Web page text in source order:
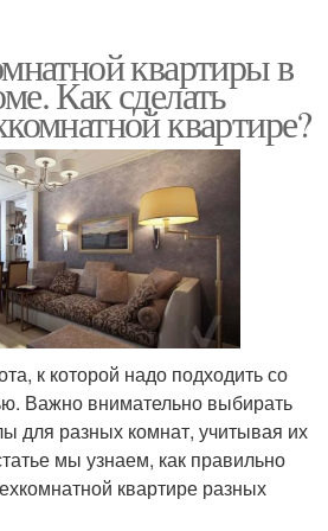
квартиры в
Как сделать
квартире?
к которой надо подходить со
Важно внимательно выбирать
для разных комнат, учитывая их
мы узнаем, как правильно
квартире разных